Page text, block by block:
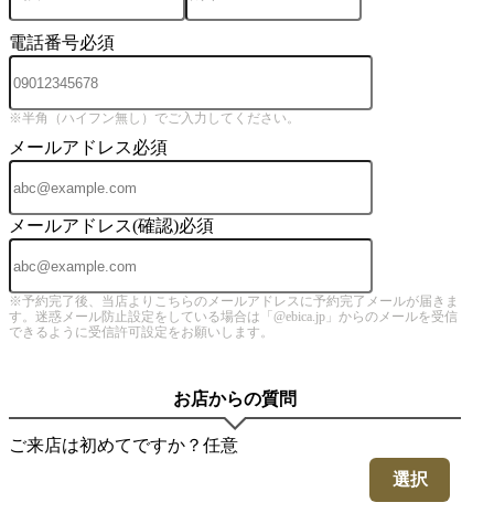
電話番号必須
※半角（ハイフン無し）でご入力してください。
メールアドレス必須
メールアドレス(確認)必須
※予約完了後、当店よりこちらのメールアドレスに予約完了メールが届きま
す。迷惑メール防止設定をしている場合は「@ebica.jp」からのメールを受信
できるように受信許可設定をお願いします。
お店からの質問
ご来店は初めてですか？ 任意
選択